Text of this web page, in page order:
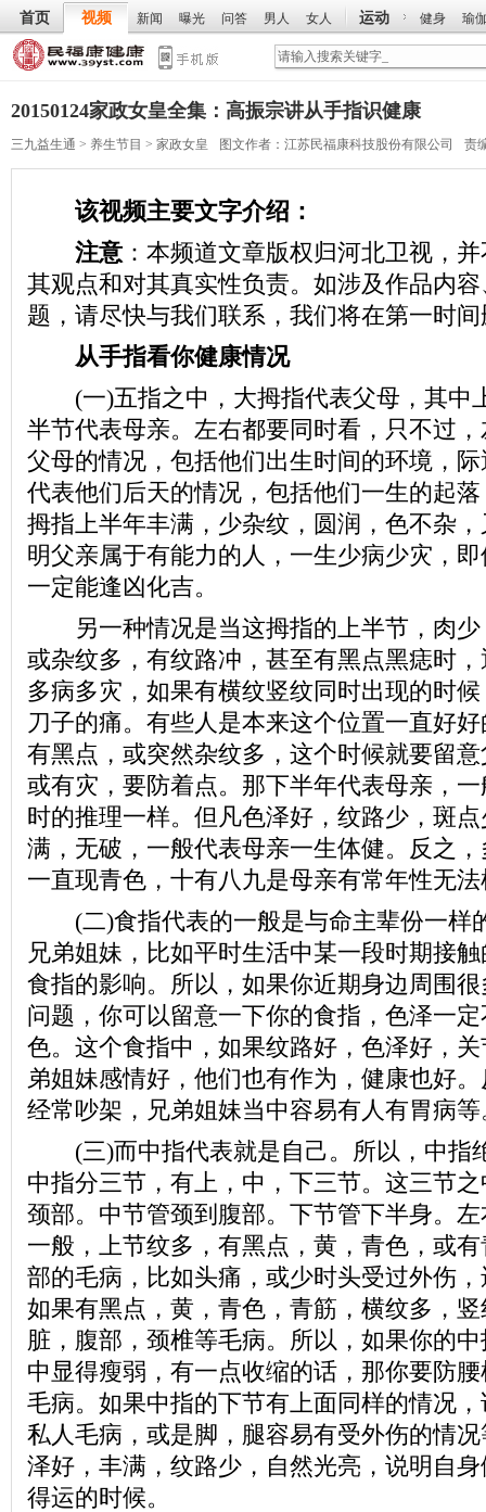
首页 视频 新闻 曝光 问答 男人 女人 运动 健身 瑜
20150124家政女皇全集：高振宗讲从手指识健康
三九益生通 > 养生节目 > 家政女皇 图文作者： 江苏民福康科技股份有限公司 责
该视频主要文字介绍：
注意 ：本频道文章版权归河北卫视，
其观点和对其真实性负责。如涉及作品内
题，请尽快与我们联系，我们将在第一时
从手指看你健康情况
(一)五指之中，大拇指代表父母，其中
半节代表母亲。左右都要同时看，只不过
父母的情况，包括他们出生时间的环境，
代表他们后天的情况，包括他们一生的起
拇指上半年丰满，少杂纹，圆润，色不杂
明父亲属于有能力的人，一生少病少灾，
一定能逢凶化吉。
另一种情况是当这拇指的上半节，肉少
或杂纹多，有纹路冲，甚至有黑点黑痣时
多病多灾，如果有横纹竖纹同时出现的时
刀子的痛。有些人是本来这个位置一直好
有黑点，或突然杂纹多，这个时候就要留
或有灾，要防着点。那下半年代表母亲，
时的推理一样。但凡色泽好，纹路少，斑
满，无破，一般代表母亲一生体健。反之
一直现青色，十有八九是母亲有常年性无
(二)食指代表的一般是与命主辈份一样
兄弟姐妹，比如平时生活中某一段时期接
食指的影响。所以，如果你近期身边周围
问题，你可以留意一下你的食指，色泽一
色。这个食指中，如果纹路好，色泽好，
弟姐妹感情好，他们也有作为，健康也好
经常吵架，兄弟姐妹当中容易有人有胃病等
(三)而中指代表就是自己。所以，中指
中指分三节，有上，中，下三节。这三节
颈部。中节管颈到腹部。下节管下半身。
一般，上节纹多，有黑点，黄，青色，或
部的毛病，比如头痛，或少时头受过外伤
如果有黑点，黄，青色，青筋，横纹多，
脏，腹部，颈椎等毛病。所以，如果你的
中显得瘦弱，有一点收缩的话，那你要防
毛病。如果中指的下节有上面同样的情况
私人毛病，或是脚，腿容易有受外伤的情
泽好，丰满，纹路少，自然光亮，说明自
得运的时候。